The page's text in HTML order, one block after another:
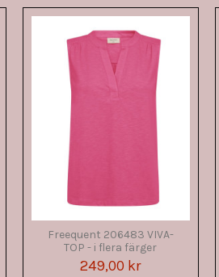
Freequent 206483 VIVA-
TOP - i flera färger
249,00 kr